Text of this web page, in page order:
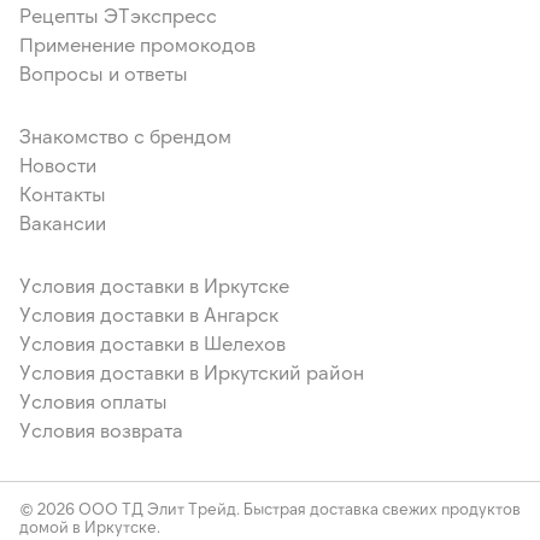
Рецепты ЭТэкспресс
Применение промокодов
Вопросы и ответы
Знакомство с брендом
Новости
Контакты
Вакансии
Условия доставки в Иркутске
Условия доставки в Ангарск
Условия доставки в Шелехов
Условия доставки в Иркутский район
Условия оплаты
Условия возврата
© 2026 ООО ТД Элит Трейд. Быстрая доставка свежих продуктов
домой в Иркутске.